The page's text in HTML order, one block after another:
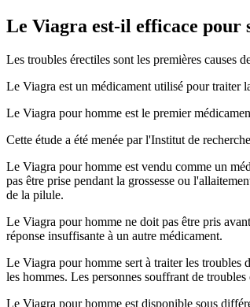
Le Viagra est-il efficace pour
Les troubles érectiles sont les premières causes
Le Viagra est un médicament utilisé pour traiter
Le Viagra pour homme est le premier
Cette étude a été menée par l'Institut de
Le Viagra pour homme est vendu comme un
pas être prise pendant la grossesse ou
de la pilule.
Le Viagra pour homme ne doit pas être pris
réponse insuffisante à un autre médicament.
Le Viagra pour homme sert à traiter les troubles
les hommes. Les personnes souffrant de
Le Viagra pour homme est disponible sous